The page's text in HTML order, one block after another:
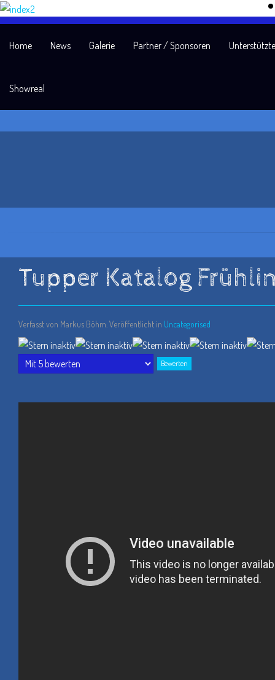
Home News Galerie Partner / Sponsoren
Showreal
Tupper Katalog
Verfasst von Markus Böhm. Veröffentlicht in Uncategorised
Bitte